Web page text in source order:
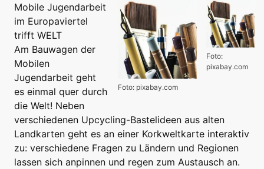
Foto:
pixabay.com
Foto: pixabay.com
Mobile Jugendarbeit
im Europaviertel
trifft WELT
Am Bauwagen der
Mobilen
Jugendarbeit geht
es einmal quer durch
die Welt! Neben
verschiedenen Upcycling-Bastelideen aus alten
Landkarten geht es an einer Korkweltkarte interaktiv
zu: verschiedene Fragen zu Ländern und Regionen
lassen sich anpinnen und regen zum Austausch an.